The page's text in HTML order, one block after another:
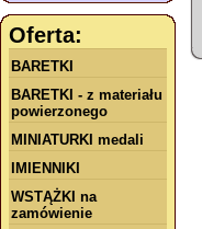
Oferta:
BARETKI
BARETKI - z materiału
powierzonego
MINIATURKI medali
IMIENNIKI
WSTĄŻKI na
zamówienie